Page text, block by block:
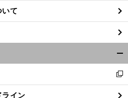
て
閉
新
し
イン